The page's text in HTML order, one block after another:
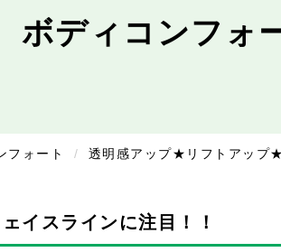
ボディコンフォ
フォート 透明感アップ★リフトアップ
イスラインに注目！！